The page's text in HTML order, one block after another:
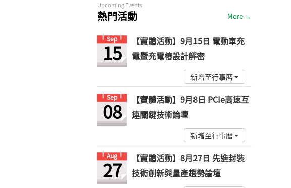
Upcoming Events
熱門活動 More →
Sep
15
【實體活動】9月15日 電動車充
電暨充電樁設計解密
新增至行事曆
Sep
08
【實體活動】9月8日 PCIe高速互
連關鍵技術論壇
新增至行事曆
Aug
27
【實體活動】8月27日 先進封裝
技術創新與量產趨勢論壇